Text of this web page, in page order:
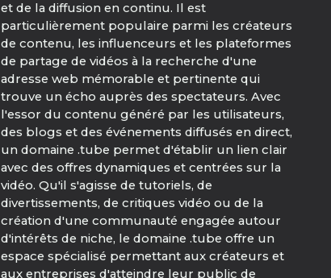
et de la diffusion en continu. Il est
particulièrement populaire parmi les créateurs
de contenu, les influenceurs et les plateformes
de partage de vidéos à la recherche d'une
adresse web mémorable et pertinente qui
trouve un écho auprès des spectateurs. Avec
l'essor du contenu généré par les utilisateurs,
des blogs et des événements diffusés en direct,
un domaine .tube permet d'établir un lien clair
avec des offres dynamiques et centrées sur la
vidéo. Qu'il s'agisse de tutoriels, de
divertissements, de critiques vidéo ou de la
création d'une communauté engagée autour
d'intérêts de niche, le domaine .tube offre un
espace spécialisé permettant aux créateurs et
aux entreprises d'atteindre leur public de